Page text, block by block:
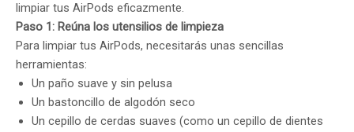
limpiar tus AirPods eficazmente.
Paso 1: Reúna los utensilios de limpieza
Para limpiar tus AirPods, necesitarás unas sencillas
herramientas:
Un paño suave y sin pelusa
Un bastoncillo de algodón seco
Un cepillo de cerdas suaves (como un cepillo de dientes